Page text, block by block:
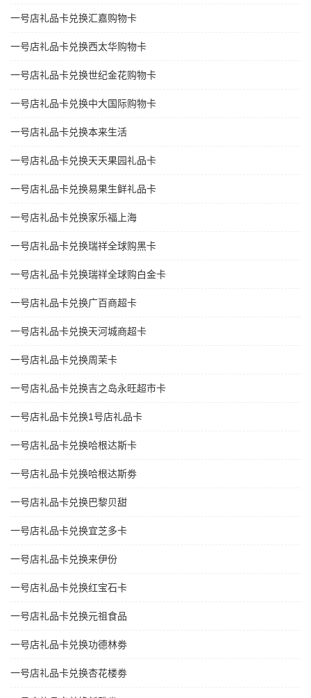
一号店礼品卡兑换汇嘉购物卡
一号店礼品卡兑换西太华购物卡
一号店礼品卡兑换世纪金花购物卡
一号店礼品卡兑换中大国际购物卡
一号店礼品卡兑换本来生活
一号店礼品卡兑换天天果园礼品卡
一号店礼品卡兑换易果生鲜礼品卡
一号店礼品卡兑换家乐福上海
一号店礼品卡兑换瑞祥全球购黑卡
一号店礼品卡兑换瑞祥全球购白金卡
一号店礼品卡兑换广百商超卡
一号店礼品卡兑换天河城商超卡
一号店礼品卡兑换周茉卡
一号店礼品卡兑换吉之岛永旺超市卡
一号店礼品卡兑换1号店礼品卡
一号店礼品卡兑换哈根达斯卡
一号店礼品卡兑换哈根达斯劵
一号店礼品卡兑换巴黎贝甜
一号店礼品卡兑换宜芝多卡
一号店礼品卡兑换来伊份
一号店礼品卡兑换红宝石卡
一号店礼品卡兑换元祖食品
一号店礼品卡兑换功德林劵
一号店礼品卡兑换杏花楼劵